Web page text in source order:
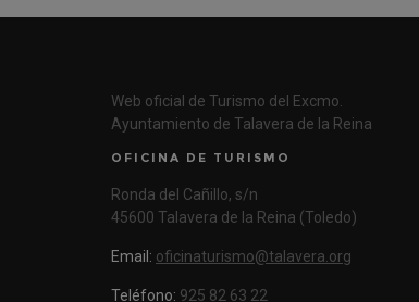
Web oficial de Turismo del Excmo.
Ayuntamiento de Talavera de la Reina
OFICINA DE TURISMO
Ronda del Cañillo, s/n
45600 Talavera de la Reina (Toledo)
Email: oficinaturismo@talavera.org
Teléfono: 925 82 63 22